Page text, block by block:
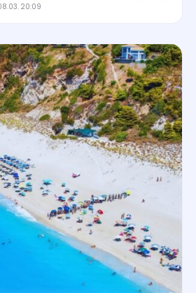
20:09